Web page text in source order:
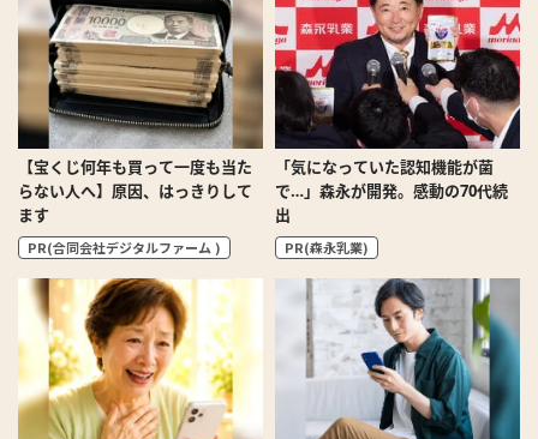
【宝くじ何年も買って一度も当た
らない人へ】原因、はっきりして
ます
PR(合同会社デジタルファーム )
「気になっていた認知機能が菌
で…」森永が開発。感動の70代続
出
PR(森永乳業)